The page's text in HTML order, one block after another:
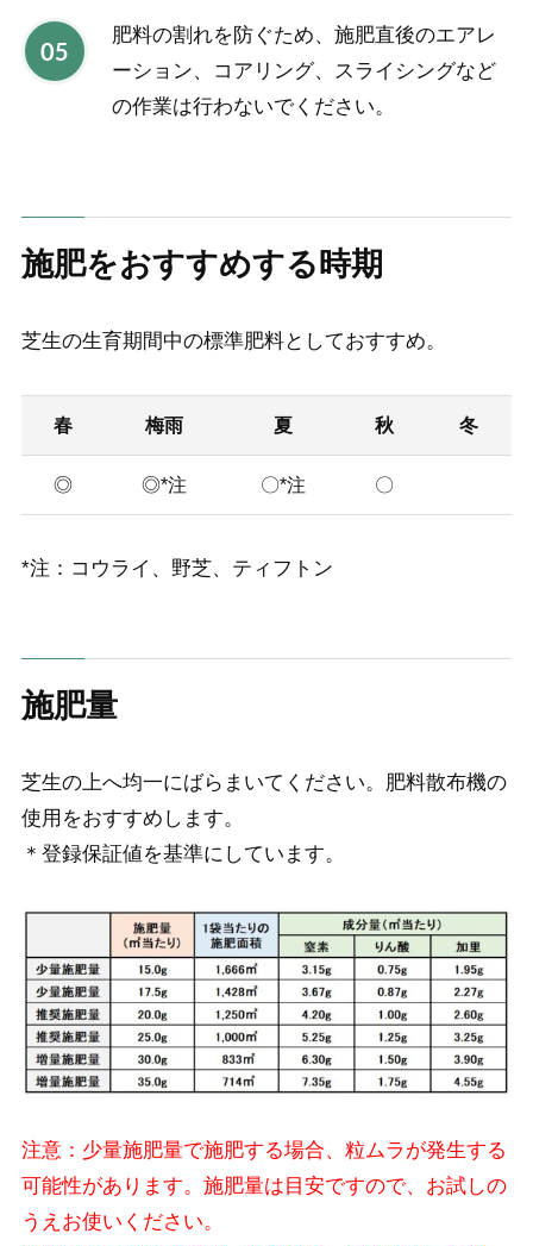
肥料の割れを防ぐため、施肥直後のエアレ
ーション、コアリング、スライシングなど
の作業は行わないでください。
施肥をおすすめする時期
芝生の生育期間中の標準肥料としておすすめ。
春 梅雨 夏 秋 冬
◎ ◎*注 〇*注 〇
*注：コウライ、野芝、ティフトン
施肥量
芝生の上へ均一にばらまいてください。肥料散布機の
使用をおすすめします。
＊登録保証値を基準にしています。
注意：少量施肥量で施肥する場合、粒ムラが発生する
可能性があります。 施肥量は目安ですので、お試しの
うえお使いください。